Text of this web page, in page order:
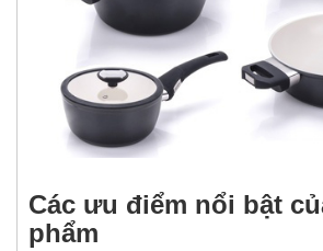
Các ưu điểm nổi bật
phẩm